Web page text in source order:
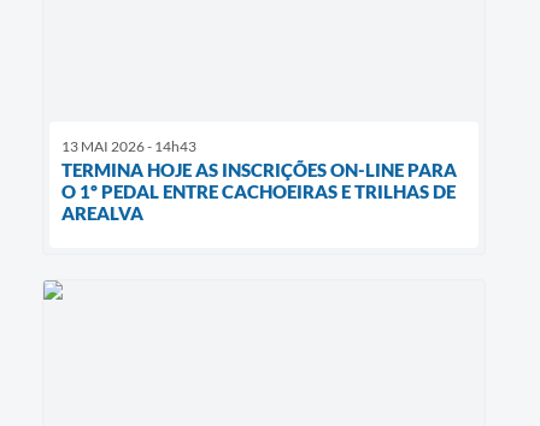
13 MAI 2026 - 14h43
TERMINA HOJE AS INSCRIÇÕES ON-LINE PARA
O 1º PEDAL ENTRE CACHOEIRAS E TRILHAS DE
AREALVA